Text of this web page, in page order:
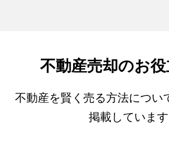
不動産売却のお
不動産を賢く売る方法につい
掲載しています